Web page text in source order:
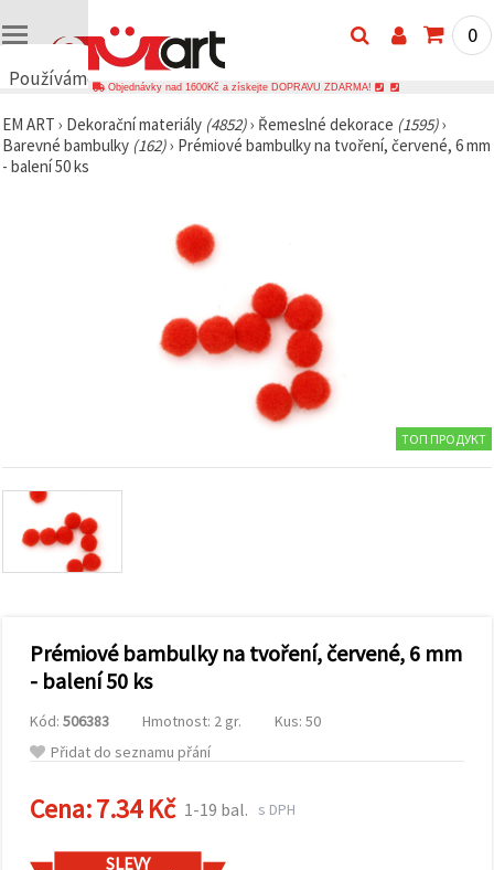
Používáme
🍪
Používáme
cookies a
zobrazovali
obsah a
reklamu, a
to i s
našich
marketing.
Můžete
souhlasit s
všech
cookies
kliknutím
vše!" Nebo
uvést své
preference v
0
Objednávky nad 1600Kč a získejte DOPRAVU ZDARMA!
EM ART › Dekorační materiály (4852)› Řemeslné dekorace (1595)›
Barevné bambulky (162)› Prémiové bambulky na tvoření, červené, 6 mm
- balení 50 ks
ТОП ПРОДУКТ
Prémiové bambulky na tvoření, červené, 6 mm
- balení 50 ks
Kód: 506383 Hmotnost: 2 gr.
Kus: 50
Přidat do seznamu přání
Cena:7.34 Kč 1-19 bal. s DPH
SLEVY